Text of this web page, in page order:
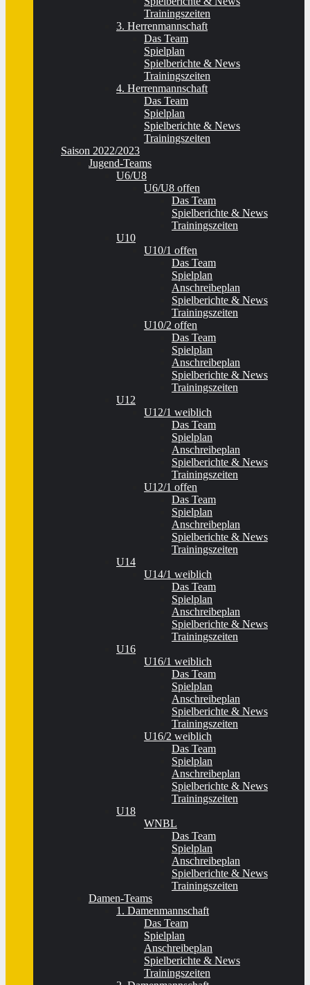
Trainingszeiten
3. Herrenmannschaft
Das Team
Spielplan
Spielberichte & News
Trainingszeiten
4. Herrenmannschaft
Das Team
Spielplan
Spielberichte & News
Trainingszeiten
Saison 2022/2023
Jugend-Teams
U6/U8
U6/U8 offen
Das Team
Spielberichte & News
Trainingszeiten
U10
U10/1 offen
Das Team
Spielplan
Anschreibeplan
Spielberichte & News
Trainingszeiten
U10/2 offen
Das Team
Spielplan
Anschreibeplan
Spielberichte & News
Trainingszeiten
U12
U12/1 weiblich
Das Team
Spielplan
Anschreibeplan
Spielberichte & News
Trainingszeiten
U12/1 offen
Das Team
Spielplan
Anschreibeplan
Spielberichte & News
Trainingszeiten
U14
U14/1 weiblich
Das Team
Spielplan
Anschreibeplan
Spielberichte & News
Trainingszeiten
U16
U16/1 weiblich
Das Team
Spielplan
Anschreibeplan
Spielberichte & News
Trainingszeiten
U16/2 weiblich
Das Team
Spielplan
Anschreibeplan
Spielberichte & News
Trainingszeiten
U18
WNBL
Das Team
Spielplan
Anschreibeplan
Spielberichte & News
Trainingszeiten
Damen-Teams
1. Damenmannschaft
Das Team
Spielplan
Anschreibeplan
Spielberichte & News
Trainingszeiten